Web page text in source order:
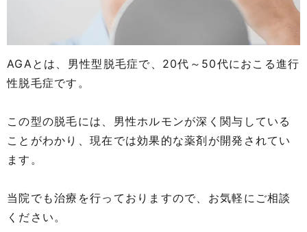
AGAとは、男性型脱毛症で、20代～50代におこる進行
性脱毛症です。
この型の脱毛には、男性ホルモンが深く関与している
ことがわかり、現在では効果的な薬剤が開発されてい
ます。
当院でも治療を行っておりますので、お気軽にご相談
ください。